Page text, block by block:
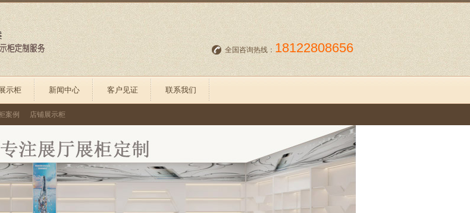
全国咨询热线：18122808656
示柜 新闻中心 客户见证 联系我们
案例 店铺展示柜